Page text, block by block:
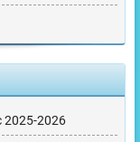
2025-2026